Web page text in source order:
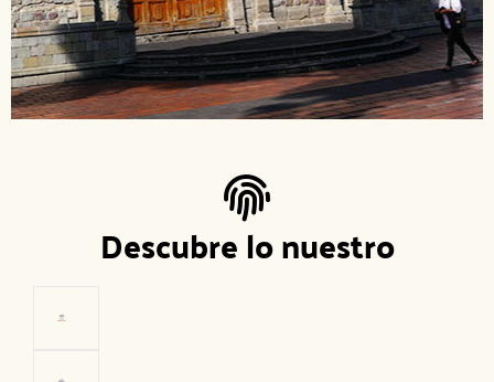
Descubre lo nuestro